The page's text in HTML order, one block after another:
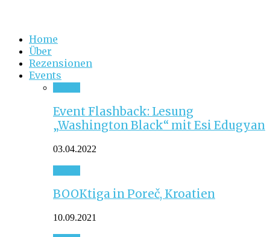
Home
Über
Rezensionen
Events
Event Flashback: Lesung
„Washington Black“ mit Esi Edugyan
03.04.2022
BOOKtiga in Poreč, Kroatien
10.09.2021